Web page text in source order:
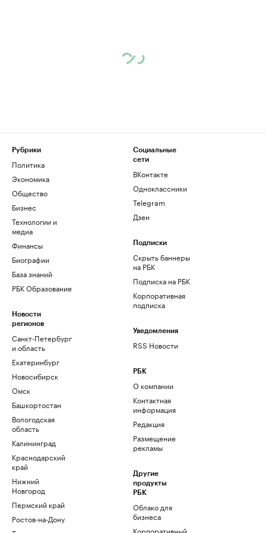
Рубрики
Политика
Экономика
Общество
Бизнес
Технологии и
медиа
Финансы
Биографии
База знаний
РБК Образование
Новости
регионов
Санкт-Петербург
и область
Екатеринбург
Новосибирск
Омск
Башкортостан
Вологодская
область
Калининград
Краснодарский
край
Нижний
Новгород
Пермский край
Ростов-на-Дону
Социальные
сети
ВКонтакте
Одноклассники
Telegram
Дзен
Подписки
Скрыть баннеры
на РБК
Подписка на РБК
Корпоративная
подписка
Уведомления
RSS Новости
РБК
О компании
Контактная
информация
Редакция
Размещение
рекламы
Другие
продукты
РБК
Облако для
бизнеса
Корпоративный